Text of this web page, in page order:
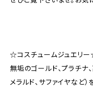
☆コスチュームジュエリ
無垢のゴールド、プラチナ
メラルド、サファイヤな